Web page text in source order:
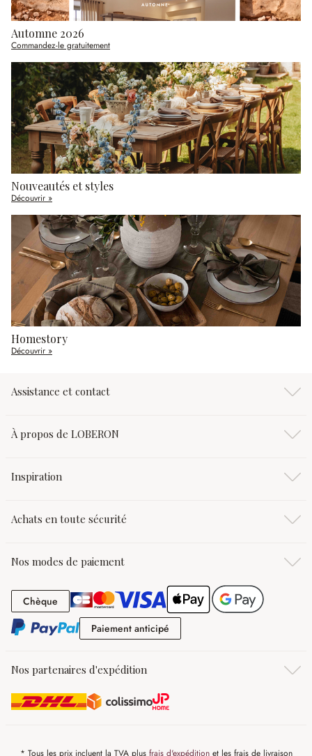
Automne 2026
Commandez-le gratuitement
Nouveautés et styles
Découvrir »
Homestory
Découvrir »
Assistance et contact
À propos de LOBERON
Inspiration
Achats en toute sécurité
Nos modes de paiement
Chèque Chèque
Paiement anticipé
Nos partenaires d'expédition
* Tous les prix incluent la TVA plus frais d'expéditionet les frais de livraison